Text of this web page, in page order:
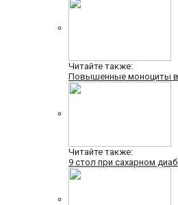
Читайте также:
Повышенные моноциты
Читайте также:
9 стол при сахарном